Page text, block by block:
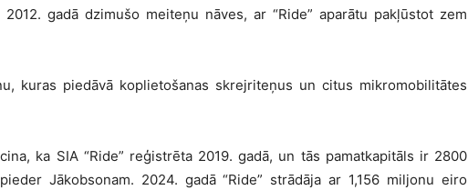
gadā dzimušo meiteņu nāves, ar “Ride” aparātu pakļūstot zem
kuras piedāvā koplietošanas skrejriteņus un citus mikromobilitātes
ka SIA “Ride” reģistrēta 2019. gadā, un tās pamatkapitāls ir 2800
Jākobsonam. 2024. gadā “Ride” strādāja ar 1,156 miljonu eiro